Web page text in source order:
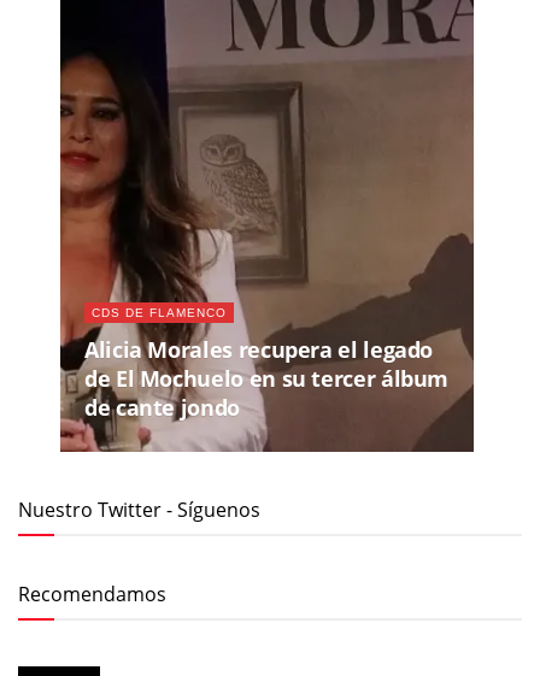
CDS DE FLAMENCO
Alicia Morales recupera el legado
de El Mochuelo en su tercer álbum
de cante jondo
Nuestro Twitter - Síguenos
Recomendamos